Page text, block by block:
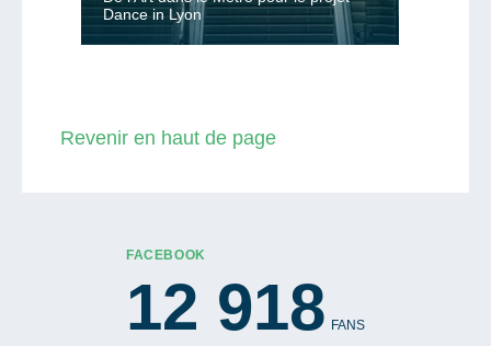
Dance in Lyon
Revenir en haut de page
FACEBOOK
12 918 FANS